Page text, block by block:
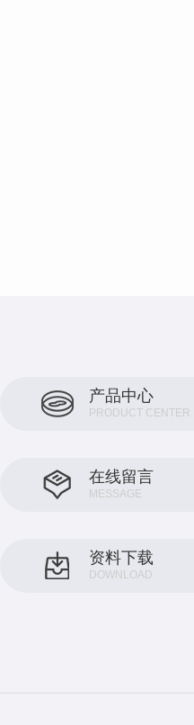
产品中心
PRODUCT CENTER
在线留言
MESSAGE
资料下载
DOWNLOAD